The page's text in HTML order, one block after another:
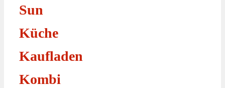
Sun
Küche
Kaufladen
Kombi